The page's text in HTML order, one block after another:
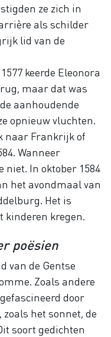
ze zich in
als schilder
lid van de
keerde Eleonora
maar dat was
aanhoudende
opnieuw vluchten.
naar Frankrijk of
Wanneer
niet. In oktober 1584
het avondmaal van
Het is
kinderen kregen.
poësien
van de Gentse
Zoals andere
door
het sonnet, de
soort gedichten